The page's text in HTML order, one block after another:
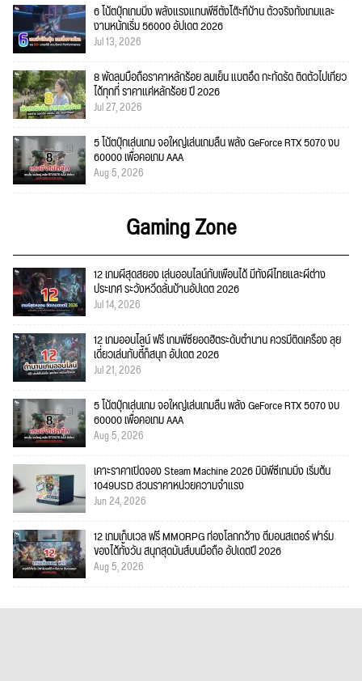
6 โน้ตบุ๊กเกมมิ่ง พลังแรงแทนพีซีตั้งโต๊ะที่บ้าน ตัวจริงทั้งเกมและ
งานหนักเริ่ม 56000 อัปเดต 2026
Jul 13, 2026
8 พัดลมมือถือราคาหลักร้อย ลมเย็น แบตอึด กะทัดรัด ติดตัวไปเที่ยว
ได้ทุกที่ ราคาแค่หลักร้อย ปี 2026
Jul 27, 2026
5 โน้ตบุ๊กเล่นเกม จอใหญ่เล่นเกมลื่น พลัง GeForce RTX 5070 งบ
60000 เพื่อคอเกม AAA
Aug 5, 2026
Gaming Zone
12 เกมผีสุดสยอง เล่นออนไลน์กับเพื่อนได้ มีทั้งผีไทยและผีต่าง
ประเทศ ระวังหวีดลั่นบ้านอัปเดต 2026
Jul 14, 2026
12 เกมออนไลน์ ฟรี เกมพีซียอดฮิตระดับตำนาน ควรมีติดเครื่อง ลุย
เดี่ยวเล่นกับตี้ก็สนุก อัปเดต 2026
Jul 21, 2026
5 โน้ตบุ๊กเล่นเกม จอใหญ่เล่นเกมลื่น พลัง GeForce RTX 5070 งบ
60000 เพื่อคอเกม AAA
Aug 5, 2026
เคาะราคาเปิดจอง Steam Machine 2026 มินิพีซีเกมมิ่ง เริ่มต้น
1049USD สวนราคาหน่วยความจำแรง
Jun 24, 2026
12 เกมเก็บเวล ฟรี MMORPG ท่องโลกกว้าง ตีมอนสเตอร์ ฟาร์ม
ของได้ทั้งวัน สนุกสุดมันส์บนมือถือ อัปเดตปี 2026
Aug 5, 2026